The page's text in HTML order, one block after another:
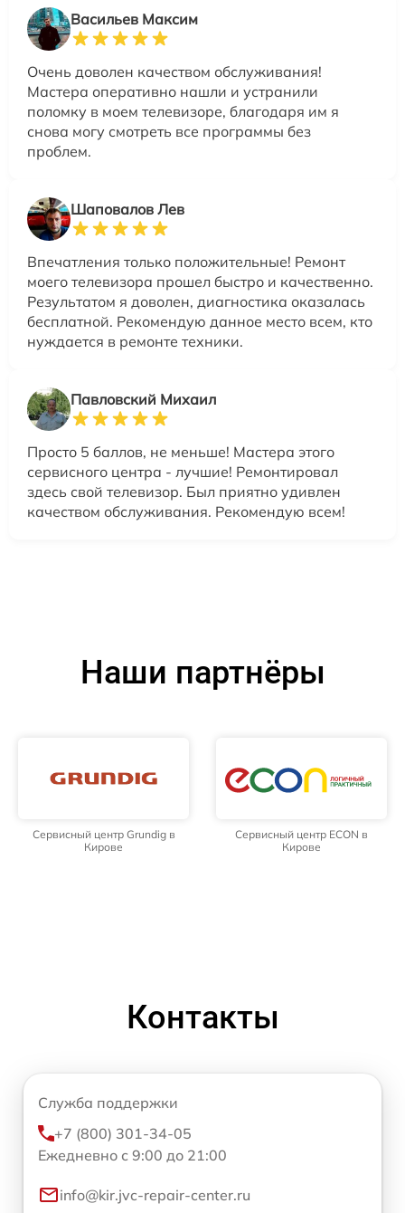
Васильев Максим
Очень доволен качеством обслуживания!
Мастера оперативно нашли и устранили
поломку в моем телевизоре, благодаря им я
снова могу смотреть все программы без
проблем.
Шаповалов Лев
Впечатления только положительные! Ремонт
моего телевизора прошел быстро и качественно.
Результатом я доволен, диагностика оказалась
бесплатной. Рекомендую данное место всем, кто
нуждается в ремонте техники.
Павловский Михаил
Просто 5 баллов, не меньше! Мастера этого
сервисного центра - лучшие! Ремонтировал
здесь свой телевизор. Был приятно удивлен
качеством обслуживания. Рекомендую всем!
Наши партнёры
Сервисный центр Grundig в
Кирове
Сервисный центр ECON в
Кирове
Контакты
Служба поддержки
+7 (800) 301-34-05
Ежедневно с 9:00 до 21:00
info@kir.jvc-repair-center.ru